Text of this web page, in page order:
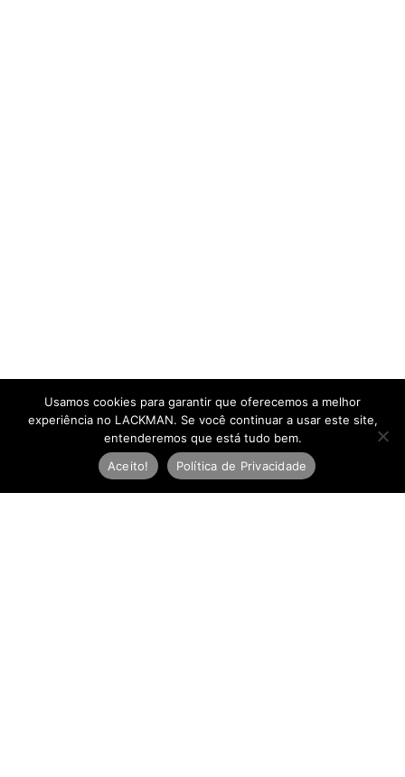
Usamos cookies para garantir que oferecemos a melhor
experiência no LACKMAN. Se você continuar a usar este site,
entenderemos que está tudo bem.
Aceito!
Política de Privacidade